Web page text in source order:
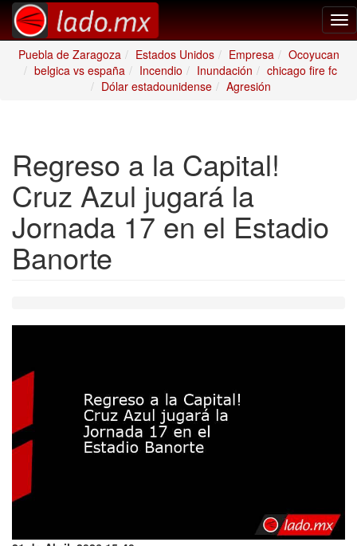
Puebla de Zaragoza
Estados Unidos Empresa
Ocoyucan
belgica vs españa
Incendio Inundación
chicago fire fc
Dólar estadounidense
Agresión
Regreso a la Capital!
Cruz Azul jugará la
Jornada 17 en el Estadio
Banorte